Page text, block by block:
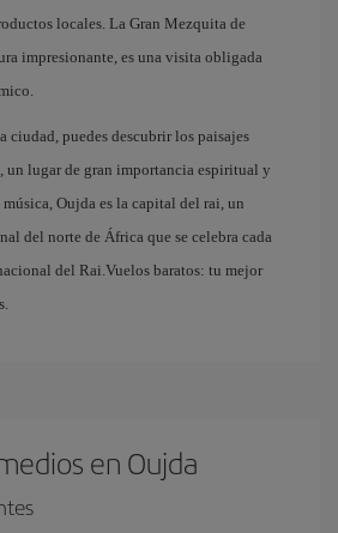
locales. La Gran Mezquita de
impresionante, es una visita obligada
ciudad, puedes descubrir los paisajes
un lugar de gran importancia espiritual y
Oujda es la capital del rai, un
del norte de África que se celebra cada
del Rai.Vuelos baratos: tu mejor
en Oujda